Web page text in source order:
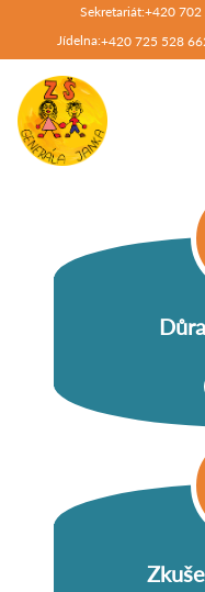
Sekretariát:+420 702
Jídelna:+420 725 528